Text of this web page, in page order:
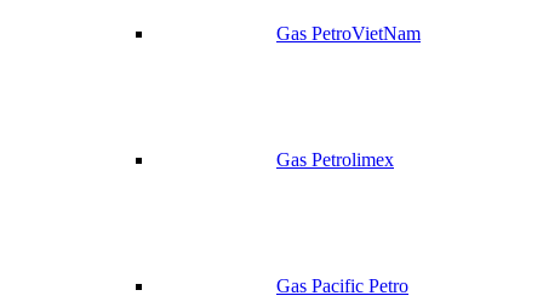
Gas PetroVietNam
Gas Petrolimex
Gas Pacific Petro